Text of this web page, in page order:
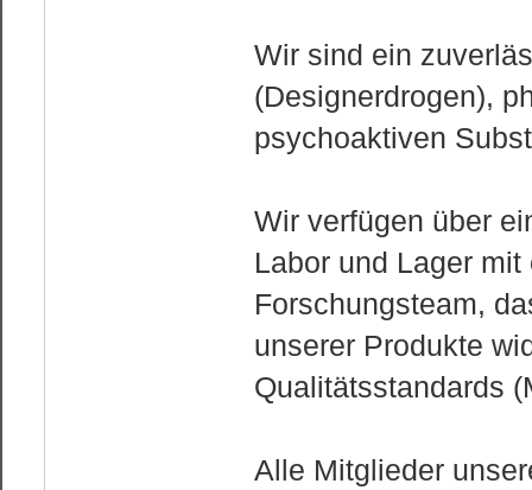
Wir sind ein
(Designerdrogen),
psychoaktiven
Wir verfügen über
Labor und Lager
Forschungsteam,
unserer Produkte
Qualitätsstandards
Alle Mitglieder